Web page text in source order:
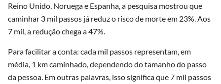
Reino Unido, Noruega e Espanha, a pesquisa mostrou que
caminhar 3 mil passos já reduz o risco de morte em 23%. Aos
7 mil, a redução chega a 47%.
Para facilitar a conta: cada mil passos representam, em
média, 1 km caminhado, dependendo do tamanho do passo
da pessoa. Em outras palavras, isso significa que 7 mil passos